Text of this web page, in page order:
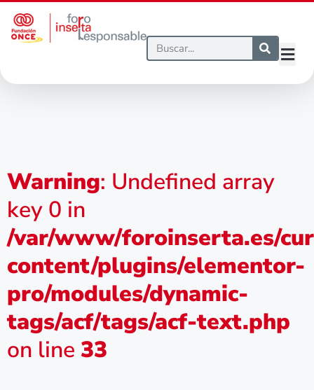
Warning: Undefined array
key 0 in
/var/www/foroinserta.es/
content/plugins/elementor-
pro/modules/dynamic-
tags/acf/tags/acf-text.php
on line 33